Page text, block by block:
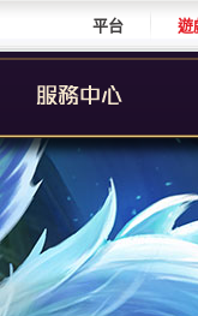
遊
平台